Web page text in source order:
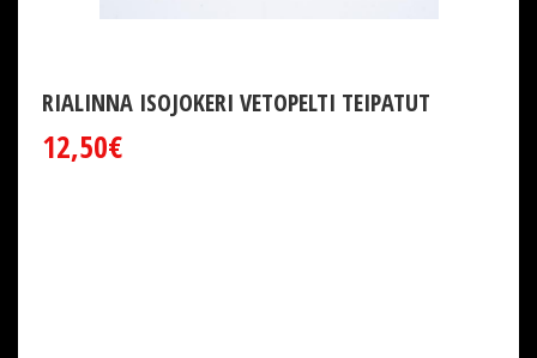
RIALINNA ISOJOKERI VETOPELTI TEIPATUT
12,50€